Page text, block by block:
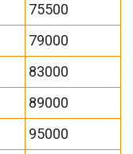
75500
79000
83000
89000
95000